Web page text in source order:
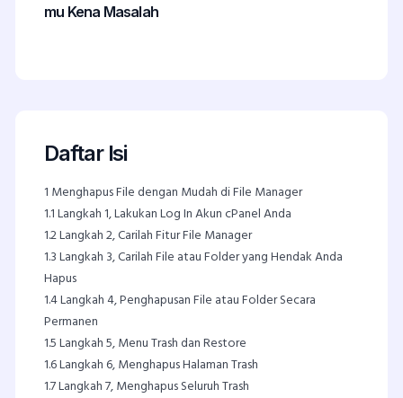
mu Kena Masalah
Daftar Isi
1 Menghapus File dengan Mudah di File Manager
1.1Langkah 1, Lakukan Log In Akun cPanel Anda
1.2Langkah 2, Carilah Fitur File Manager
1.3Langkah 3, Carilah File atau Folder yang Hendak Anda
Hapus
1.4Langkah 4, Penghapusan File atau Folder Secara
Permanen
1.5Langkah 5, Menu Trash dan Restore
1.6Langkah 6, Menghapus Halaman Trash
1.7Langkah 7, Menghapus Seluruh Trash